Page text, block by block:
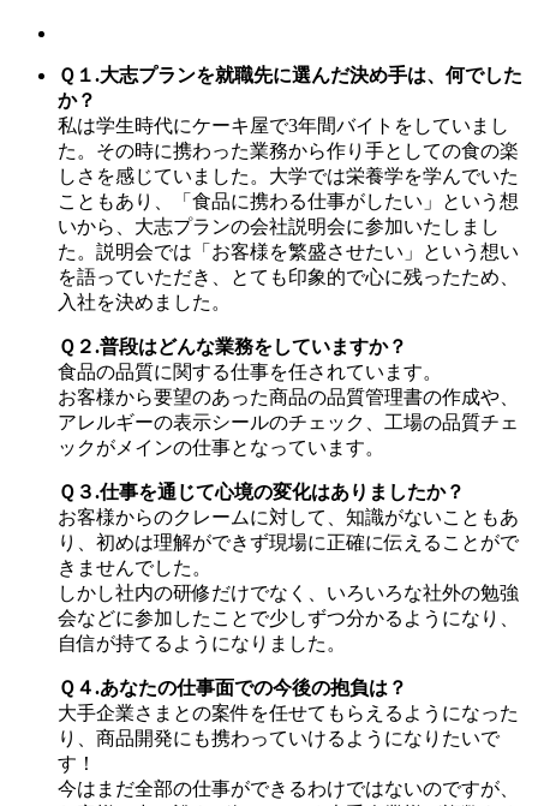
Ｑ１.大志プランを就職先に選んだ決め手は、何でした
か？
私は学生時代にケーキ屋で3年間バイトをしていまし
た。その時に携わった業務から作り手としての食の楽
しさを感じていました。大学では栄養学を学んでいた
こともあり、「食品に携わる仕事がしたい」という想
いから、大志プランの会社説明会に参加いたしまし
た。説明会では「お客様を繁盛させたい」という想い
を語っていただき、とても印象的で心に残ったため、
入社を決めました。
Ｑ２.普段はどんな業務をしていますか？
食品の品質に関する仕事を任されています。
お客様から要望のあった商品の品質管理書の作成や、
アレルギーの表示シールのチェック、工場の品質チェ
ックがメインの仕事となっています。
Ｑ３.仕事を通じて心境の変化はありましたか？
お客様からのクレームに対して、知識がないこともあ
り、初めは理解ができず現場に正確に伝えることがで
きませんでした。
しかし社内の研修だけでなく、いろいろな社外の勉強
会などに参加したことで少しずつ分かるようになり、
自信が持てるようになりました。
Ｑ４.あなたの仕事面での今後の抱負は？
大手企業さまとの案件を任せてもらえるようになった
り、商品開発にも携わっていけるようになりたいで
す！
今はまだ全部の仕事ができるわけではないのですが、